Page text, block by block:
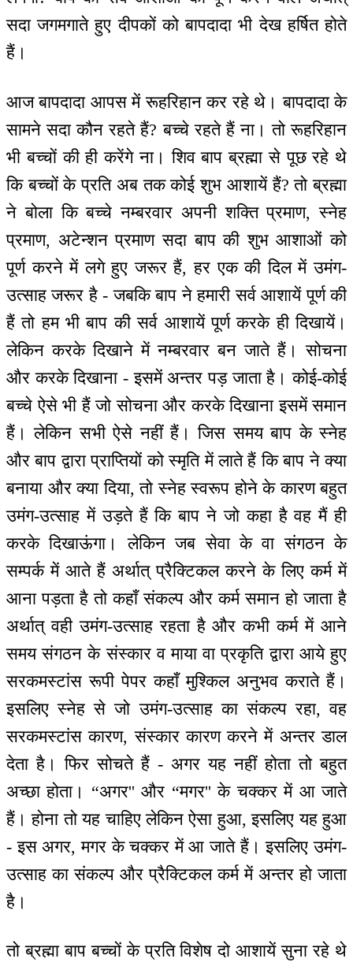
सदा जगमगाते हुए दीपकों को बापदादा भी देख हर्षित होते
हैं।
आज बापदादा आपस में रूहरिहान कर रहे थे। बापदादा के
सामने सदा कौन रहते हैं? बच्चे रहते हैं ना। तो रूहरिहान
भी बच्चों की ही करेंगे ना। शिव बाप ब्रह्मा से पूछ रहे थे
कि बच्चों के प्रति अब तक कोई शुभ आशायें हैं? तो ब्रह्मा
ने बोला कि बच्चे नम्बरवार अपनी शक्ति प्रमाण, स्नेह
प्रमाण, अटेन्शन प्रमाण सदा बाप की शुभ आशाओं को
पूर्ण करने में लगे हुए जरूर हैं, हर एक की दिल में उमंग-
उत्साह जरूर है - जबकि बाप ने हमारी सर्व आशायें पूर्ण की
हैं तो हम भी बाप की सर्व आशायें पूर्ण करके ही दिखायें।
लेकिन करके दिखाने में नम्बरवार बन जाते हैं। सोचना
और करके दिखाना - इसमें अन्तर पड़ जाता है। कोई-कोई
बच्चे ऐसे भी हैं जो सोचना और करके दिखाना इसमें समान
हैं। लेकिन सभी ऐसे नहीं हैं। जिस समय बाप के स्नेह
और बाप द्वारा प्राप्तियों को स्मृति में लाते हैं कि बाप ने क्या
बनाया और क्या दिया, तो स्नेह स्वरूप होने के कारण बहुत
उमंग-उत्साह में उड़ते हैं कि बाप ने जो कहा है वह मैं ही
करके दिखाऊंगा। लेकिन जब सेवा के वा संगठन के
सम्पर्क में आते हैं अर्थात् प्रैक्टिकल करने के लिए कर्म में
आना पड़ता है तो कहाँ संकल्प और कर्म समान हो जाता है
अर्थात् वही उमंग-उत्साह रहता है और कभी कर्म में आने
समय संगठन के संस्कार व माया वा प्रकृति द्वारा आये हुए
सरकमस्टांस रूपी पेपर कहाँ मुश्किल अनुभव कराते हैं।
इसलिए स्नेह से जो उमंग-उत्साह का संकल्प रहा, वह
सरकमस्टांस कारण, संस्कार कारण करने में अन्तर डाल
देता है। फिर सोचते हैं - अगर यह नहीं होता तो बहुत
अच्छा होता। “अगर'' और “मगर'' के चक्कर में आ जाते
हैं। होना तो यह चाहिए लेकिन ऐसा हुआ, इसलिए यह हुआ
- इस अगर, मगर के चक्कर में आ जाते हैं। इसलिए उमंग-
उत्साह का संकल्प और प्रैक्टिकल कर्म में अन्तर हो जाता
है।
तो ब्रह्मा बाप बच्चों के प्रति विशेष दो आशायें सुना रहे थे